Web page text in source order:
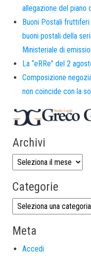
allegazione del piano
Buoni Postali
buoni postali della
Ministeriale di
La “eRRe” del 2
Composizione
non coincide con la
Archivi
Categorie
Meta
Accedi